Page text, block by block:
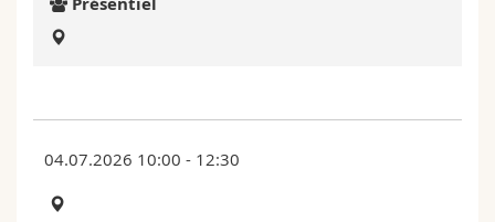
Sciences et médecine
Collaborateurs
Webmail
04.07.2026 10:00 - 12:30